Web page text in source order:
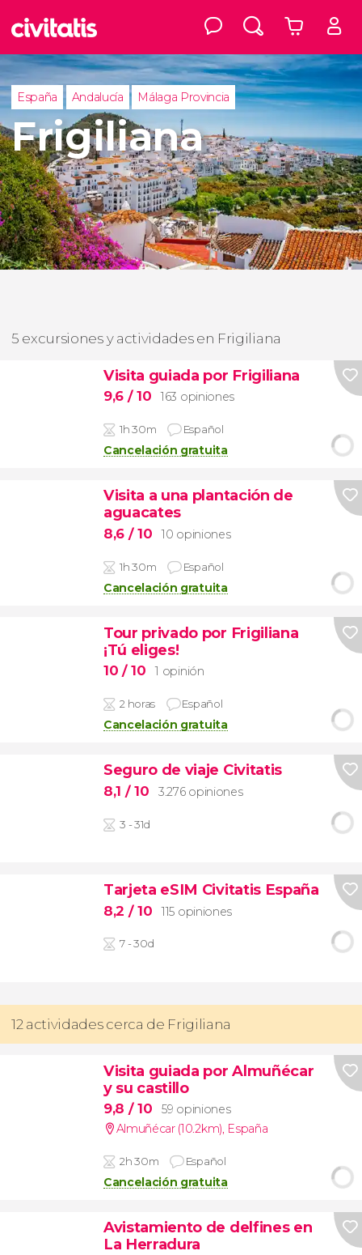
España Andalucía Málaga Provincia
Frigiliana
5 excursiones y actividades en Frigiliana
Visita guiada por Frigiliana
9,6 / 10 163 opiniones
1h 30m Español
Cancelación gratuita
Visita a una plantación de
aguacates
8,6 / 10 10 opiniones
1h 30m Español
Cancelación gratuita
Tour privado por Frigiliana
¡Tú eliges!
10 / 10 1 opinión
2 horas Español
Cancelación gratuita
Seguro de viaje Civitatis
8,1 / 10 3.276 opiniones
3 - 31d
Tarjeta eSIM Civitatis España
8,2 / 10 115 opiniones
7 - 30d
12 actividades cerca de Frigiliana
Visita guiada por Almuñécar
y su castillo
9,8 / 10
59 opiniones
Almuñécar (10.2km), España
2h 30m Español
Cancelación gratuita
Avistamiento de delfines en
La Herradura